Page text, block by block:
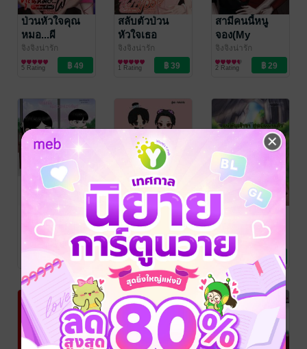
ป่วนหัวใจคุณ
หมอ...ผี
(Mystery of
love )
จิงจิงน่ารัก
พารานอร์มอล
โรมานซ์
5 Rating
สลับตัวป่วน
หัวใจเธอ
(Switch love)
จิงจิงน่ารัก
นิยายโรมานซ์
1 Rating
สามีคนนี้หนู
จอง(My
husband)
จิงจิงน่ารัก
นิยายโรมานซ์
2 Rating
รักนี้แน่นหนี่ง
ร้อยเปอร์เซ็นต์
จิงจิงน่ารัก
นิยายรักวัยรุ่น
Set : เจ้าขา
(ตอนพิเศษ)
จิงจิงน่ารัก
นิยายรักจีนโบราณ
3 Rating
แม่ทัพเจ้าขา ฮู
หยินมาแล้ว
จิงจิงน่ารัก
นิยายรักจีนโบราณ
5 Rating